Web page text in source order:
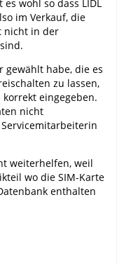
wohl so dass LIDL
im Verkauf, die
nicht in der
habe, die es
zu lassen,
eingegeben.
nicht
weiterhelfen, weil
wo die SIM-Karte
enthalten